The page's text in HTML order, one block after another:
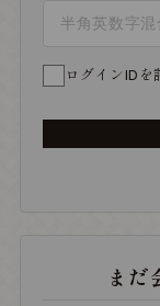
ログインIDを
まだ